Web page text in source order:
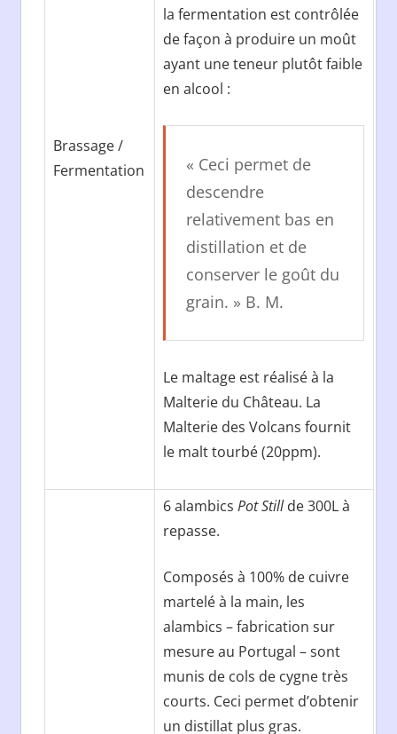
Brassage /
Fermentation
la fermentation est contrôlée
de façon à produire un moût
ayant une teneur plutôt faible
en alcool :
« Ceci permet de
descendre
relativement bas en
distillation et de
conserver le goût du
grain. » B. M.
Le maltage est réalisé à la
Malterie du Château. La
Malterie des Volcans fournit
le malt tourbé (20ppm).
6 alambicsPot Stillde 300L à
repasse.
Composés à 100% de cuivre
martelé à la main, les
alambics – fabrication sur
mesure au Portugal – sont
munis de cols de cygne très
courts. Ceci permet d’obtenir
un distillat plus gras.